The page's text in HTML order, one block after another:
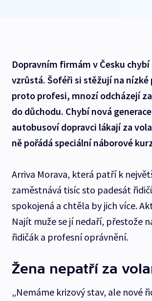
Dopravním firmám v Česku
vzrůstá. Šoféři si stěžují na
proto profesi, mnozí odcházejí
do důchodu. Chybí nová
autobusoví dopravci lákají za
ně pořádá speciální náborové
Arriva Morava, která patří k
zaměstnává tisíc sto padesát
spokojená a chtěla by jich více.
Najít muže se jí nedaří, přestože
řidičák a profesní oprávnění.
Žena nepatří za
„Nemáme krizový stav, ale nové